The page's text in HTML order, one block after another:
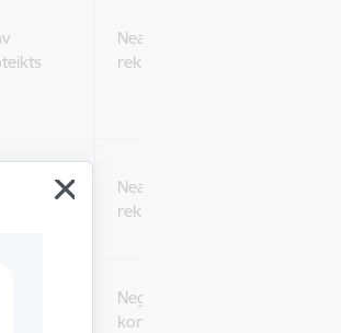
Neatbilstoša
reklāma
Neatbilstoša
reklāma
Negodīga
komercprakse